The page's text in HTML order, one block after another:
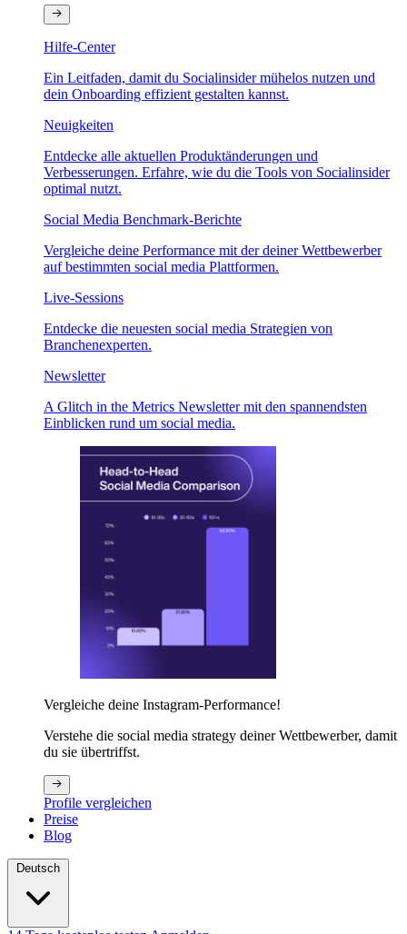
Hilfe-Center
Ein Leitfaden, damit du Socialinsider mühelos nutzen und
dein Onboarding effizient gestalten kannst.
Neuigkeiten
Entdecke alle aktuellen Produktänderungen und
Verbesserungen. Erfahre, wie du die Tools von Socialinsider
optimal nutzt.
Social Media Benchmark-Berichte
Vergleiche deine Performance mit der deiner Wettbewerber
auf bestimmten social media Plattformen.
Live-Sessions
Entdecke die neuesten social media Strategien von
Branchenexperten.
Newsletter
A Glitch in the Metrics Newsletter mit den spannendsten
Einblicken rund um social media.
Vergleiche deine Instagram-Performance!
Verstehe die social media strategy deiner Wettbewerber, damit
du sie übertriffst.
Profile vergleichen
Preise
Blog